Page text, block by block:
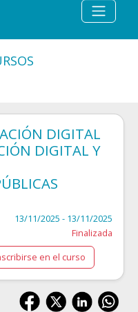
DIGITAL
DIGITAL Y
13/11/2025 - 13/11/2025
Finalizada
en el curso